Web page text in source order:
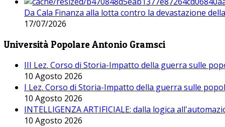
Da Cala Finanza alla lotta contro la devastazione
17/07/2026
Università Popolare Antonio Gramsci
III Lez. Corso di Storia-Impatto della guerra sulle
10 Agosto 2026
I Lez. Corso di Storia-Impatto della guerra sulle
10 Agosto 2026
INTELLIGENZA ARTIFICIALE: dalla logica
10 Agosto 2026